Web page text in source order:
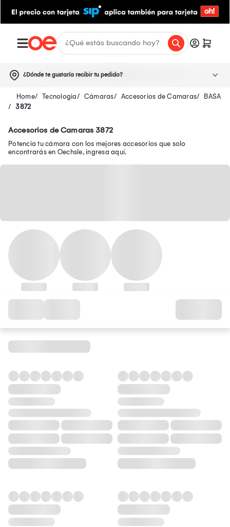
¿Dónde te gustaría recibir tu pedido?
Tecnologia Cámaras Accesorios de Camaras
BASA
3872
Accesorios de Camaras 3872
Potencia tu cámara con los mejores accesorios que solo
encontrarás en Oechsle, ingresa aquí.